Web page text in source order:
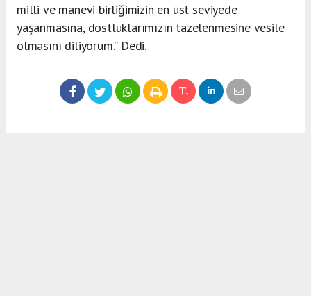
milli ve manevi birliğimizin en üst seviyede
yaşanmasına, dostluklarımızın tazelenmesine vesile
olmasını diliyorum.” Dedi.